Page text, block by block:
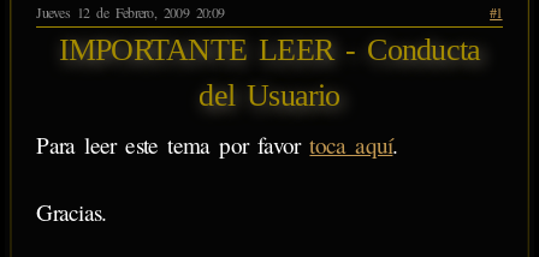
Jueves 12 de Febrero, 2009 20:09 #1
IMPORTANTE LEER - Conducta
del Usuario
Para leer este tema por favortoca aquí.
Gracias.